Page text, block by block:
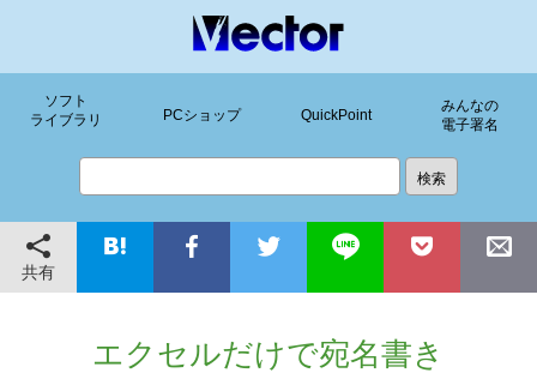
ソフト
ライブラリ
PCショップ QuickPoint
みんなの
電子署名
共有
エクセルだけで宛名書き